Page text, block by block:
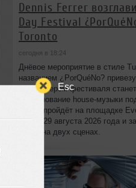
Esc
Dennis Ferrer
Day Festival
Toronto
сегодня в 18:24
Днёвое мероприятие в стиле
названием ¿PorQuéNo?
хедлайнером фестиваля
Празднование house-музыки
небом пройдёт на площадке
Works 29 августа 2026 года и
часов на двух сценах.